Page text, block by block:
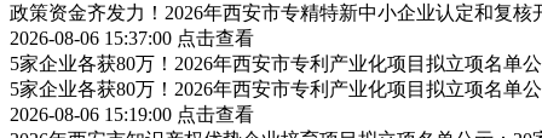
政策资金齐发力！2026年西安市专精特新中小企业认定和复
2026-08-06 15:37:00 点击查看
5家企业各获80万！2026年西安市专利产业化项目拟立项名单
5家企业各获80万！2026年西安市专利产业化项目拟立项名单
2026-08-06 15:19:00 点击查看